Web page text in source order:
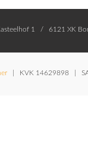
1 / 6121 XK
| KVK 14629898 |